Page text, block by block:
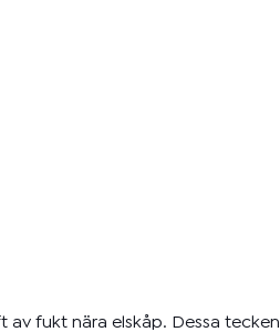
av fukt nära elskåp. Dessa tecken